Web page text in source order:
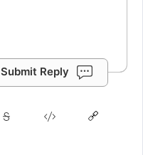
Submit Reply